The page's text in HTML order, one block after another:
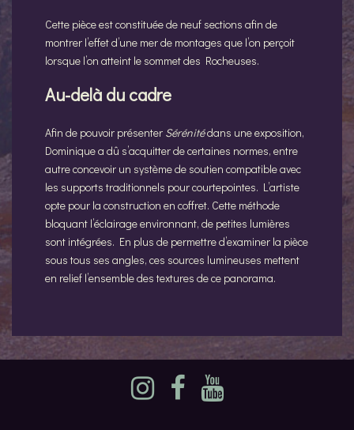
Cette pièce est constituée de neuf sections afin de
montrer l’effet d’une mer de montages que l’on perçoit
lorsque l’on atteint le sommet des Rocheuses.
Au-delà du cadre
Afin de pouvoir présenter Sérénitédans une exposition,
Dominique a dû s’acquitter de certaines normes, entre
autre concevoir un système de soutien compatible avec
les supports traditionnels pour courtepointes. L’artiste
opte pour la construction en coffret. Cette méthode
bloquant l’éclairage environnant, de petites lumières
sont intégrées. En plus de permettre d’examiner la pièce
sous tous ses angles, ces sources lumineuses mettent
en relief l’ensemble des textures de ce panorama.
InstagramFacebook